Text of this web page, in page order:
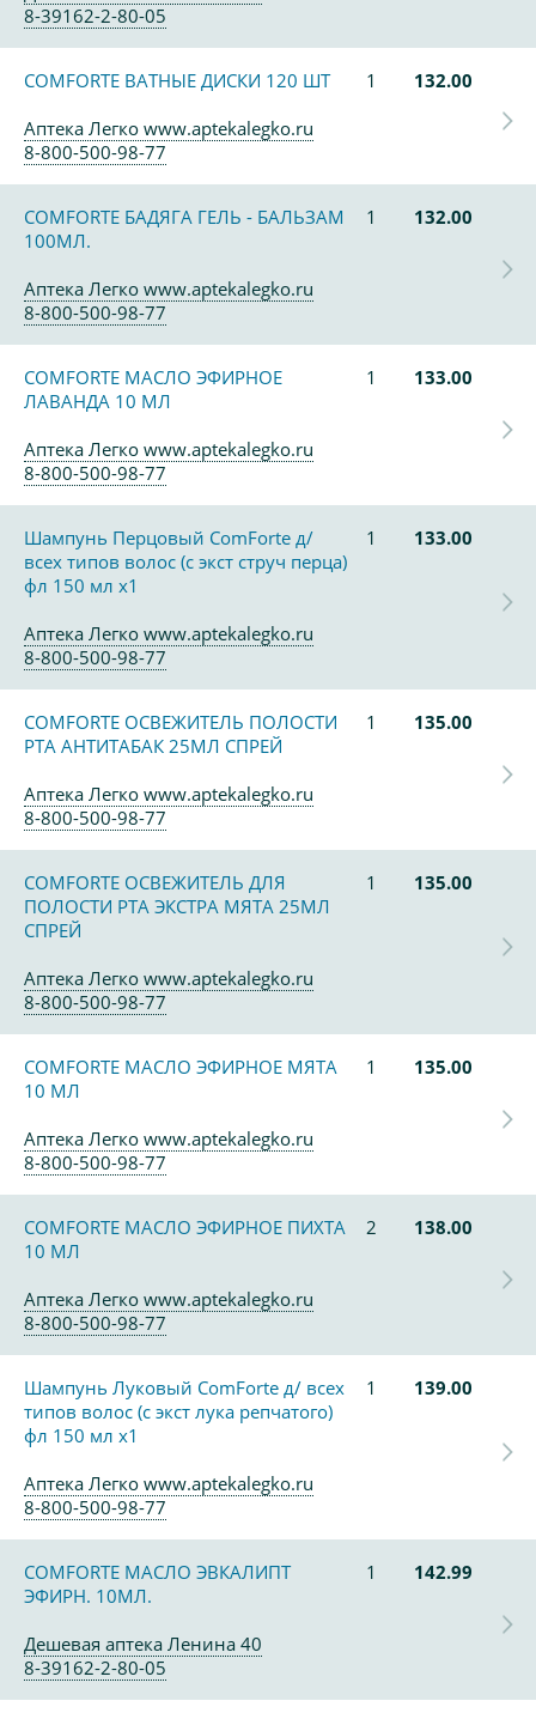
8-39162-2-80-05
COMFORTE ВАТНЫЕ ДИСКИ 120 ШТ 1
132.00
Аптека Легко www.aptekalegko.ru
8-800-500-98-77
COMFORTE БАДЯГА ГЕЛЬ - БАЛЬЗАМ
100МЛ.
1 132.00
Аптека Легко www.aptekalegko.ru
8-800-500-98-77
COMFORTE МАСЛО ЭФИРНОЕ
ЛАВАНДА 10 МЛ
1 133.00
Аптека Легко www.aptekalegko.ru
8-800-500-98-77
Шампунь Перцовый ComForte д/
всех типов волос (с экст струч перца)
фл 150 мл х1
1 133.00
Аптека Легко www.aptekalegko.ru
8-800-500-98-77
COMFORTE ОСВЕЖИТЕЛЬ ПОЛОСТИ
РТА АНТИТАБАК 25МЛ СПРЕЙ
1 135.00
Аптека Легко www.aptekalegko.ru
8-800-500-98-77
COMFORTE ОСВЕЖИТЕЛЬ ДЛЯ
ПОЛОСТИ РТА ЭКСТРА МЯТА 25МЛ
СПРЕЙ
1 135.00
Аптека Легко www.aptekalegko.ru
8-800-500-98-77
COMFORTE МАСЛО ЭФИРНОЕ МЯТА
10 МЛ
1 135.00
Аптека Легко www.aptekalegko.ru
8-800-500-98-77
COMFORTE МАСЛО ЭФИРНОЕ ПИХТА
10 МЛ
2 138.00
Аптека Легко www.aptekalegko.ru
8-800-500-98-77
Шампунь Луковый ComForte д/ всех
типов волос (с экст лука репчатого)
фл 150 мл х1
1 139.00
Аптека Легко www.aptekalegko.ru
8-800-500-98-77
COMFORTE МАСЛО ЭВКАЛИПТ
ЭФИРН. 10МЛ.
1 142.99
Дешевая аптека Ленина 40
8-39162-2-80-05